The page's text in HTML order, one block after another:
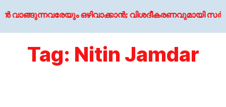
ഒഴിവാക്കാൻ‌; വിശദീകരണവുമായി
Tag: Nitin Jamdar